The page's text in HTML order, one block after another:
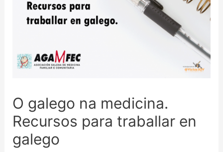
O galego na medicina.
Recursos para traballar en
galego